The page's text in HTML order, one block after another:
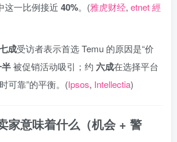
这一比例接近 40%。(雅虎财经, etnet 經
成受访者表示首选 Temu 的原因是“价
被促销活动吸引；约 六成在选择平台
可靠”的平衡。(Ipsos, Intellectia)
家意味着什么（机会 + 警